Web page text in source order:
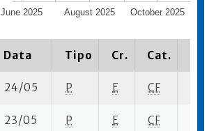
June 2025 August 2025 October 2025
Data Tipo Cr. Cat.
24/05 P E CF
23/05 P E CF